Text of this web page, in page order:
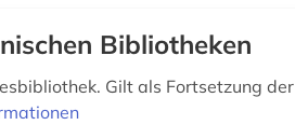
Bibliotheken
Gilt als Fortsetzung der